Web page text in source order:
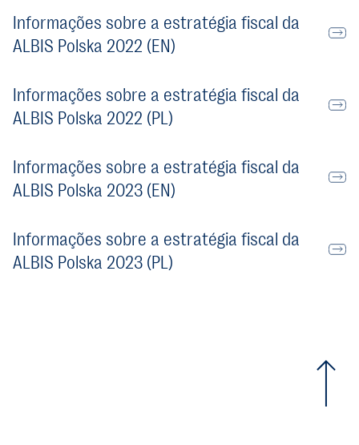
Informações sobre a estratégia fiscal da
ALBIS Polska 2022 (EN)
Informações sobre a estratégia fiscal da
ALBIS Polska 2022 (PL)
Informações sobre a estratégia fiscal da
ALBIS Polska 2023 (EN)
Informações sobre a estratégia fiscal da
ALBIS Polska 2023 (PL)